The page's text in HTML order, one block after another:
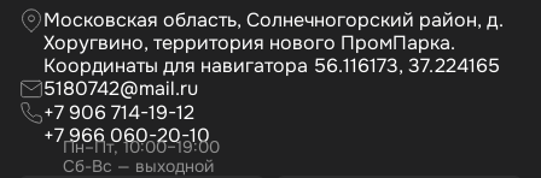
Московская область, Солнечногорский район, д.
Хоругвино, территория нового ПромПарка.
Координаты для навигатора 56.116173, 37.224165
5180742@mail.ru
+7 906 714-19-12
+7 966 060-20-10
Пн–Пт, 10:00–19:00
Сб-Вс — выходной